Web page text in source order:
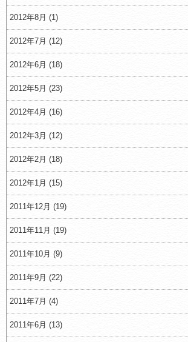
2012年8月 (1)
2012年7月 (12)
2012年6月 (18)
2012年5月 (23)
2012年4月 (16)
2012年3月 (12)
2012年2月 (18)
2012年1月 (15)
2011年12月 (19)
2011年11月 (19)
2011年10月 (9)
2011年9月 (22)
2011年7月 (4)
2011年6月 (13)